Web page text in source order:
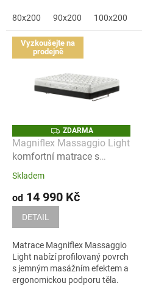
80x200 90x200 100x200
Vyzkoušejte na
prodejně
Z
D
A
R
ZDARMA
Magniflex Massaggio Light
komfortní matrace s
jemným masážním
Skladem
od 14 990 Kč
DETAIL
Matrace Magniflex Massaggio
Light nabízí profilovaný povrch
s jemným masážním efektem a
ergonomickou podporu těla.